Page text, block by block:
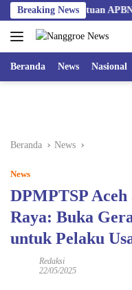
Langsung
ke
konten
Breaking News
Peroleh Bantuan APBN
Beranda News Nasional
Beranda News
News
DPMPTSP
Raya: Buka
untuk Pelaku
Redaksi
22/05/2025